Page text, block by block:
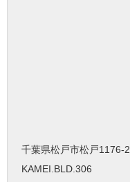
千葉県松戸市松戸1176-2
KAMEI.BLD.306